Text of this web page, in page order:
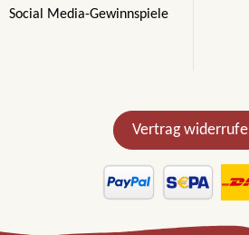
Social Media-Gewinnspiele
Vertrag